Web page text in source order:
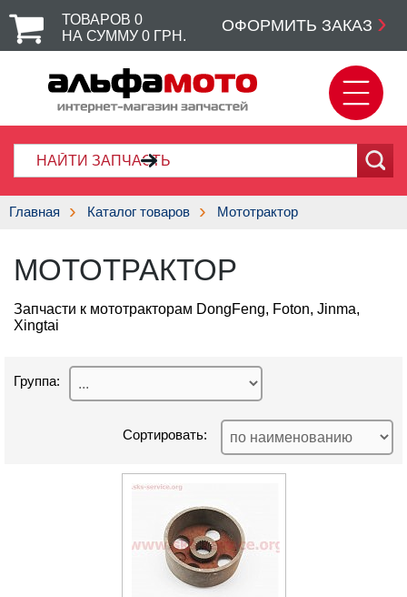
ТОВАРОВ 0
НА СУММУ 0 ГРН.
ОФОРМИТЬ ЗАКАЗ
Главная Каталог товаров Мототрактор
МОТОТРАКТОР
Запчасти к мототракторам DongFeng, Foton, Jinma,
Xingtai
Группа:
Сортировать: